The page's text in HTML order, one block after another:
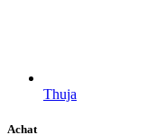
Thuja
Achat